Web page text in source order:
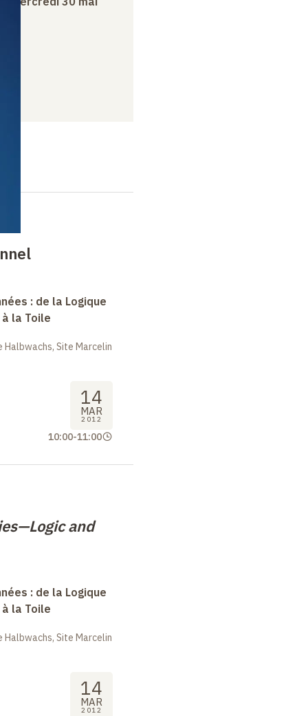
: de la Logique
la Toile
Site Marcelin
14
MAR
2012
10:00-11:00
and
: de la Logique
la Toile
Site Marcelin
14
MAR
2012